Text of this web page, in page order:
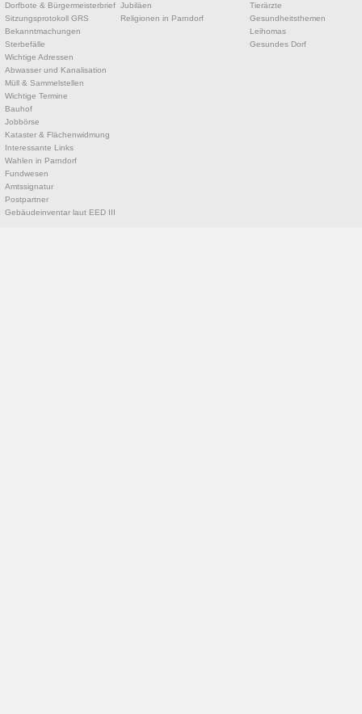
Dorfbote & Bürgermeisterbrief
Sitzungsprotokoll GRS
Bekanntmachungen
Sterbefälle
Wichtige Adressen
Abwasser und Kanalisation
Müll & Sammelstellen
Wichtige Termine
Bauhof
Jobbörse
Kataster & Flächenwidmung
Interessante Links
Wahlen in Parndorf
Fundwesen
Amtssignatur
Postpartner
Gebäudeinventar laut EED III
Jubiläen
Religionen in Parndorf
Tierärzte
Gesundheitsthemen
Leihomas
Gesundes Dorf